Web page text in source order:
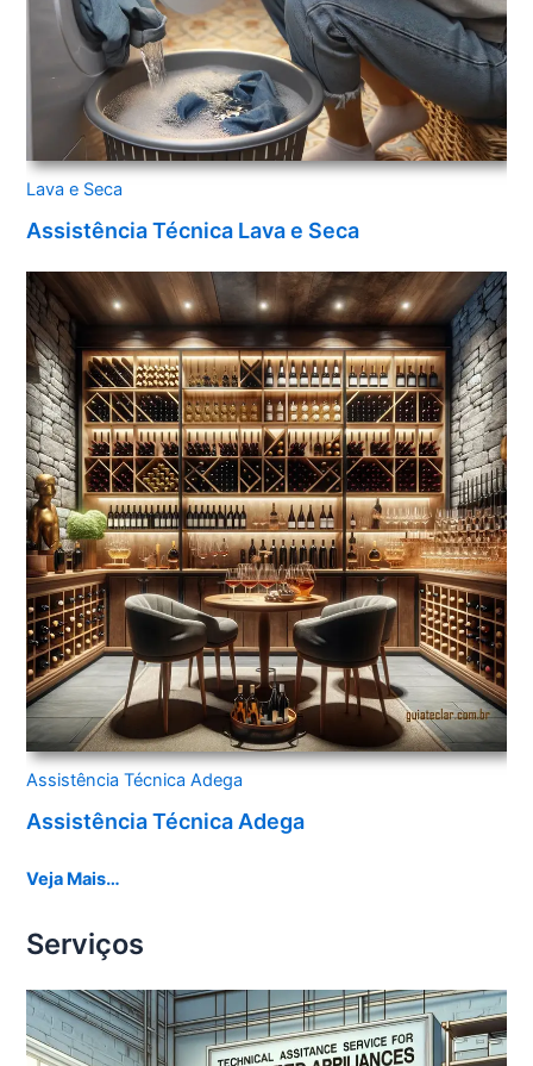
Lava e Seca
Assistência Técnica Lava e Seca
Assistência Técnica Adega
Assistência Técnica Adega
Veja Mais…
Serviços